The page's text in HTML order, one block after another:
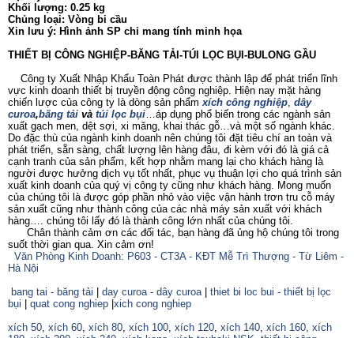
Khối lượng: 0.25 kg
Chủng loại: Vòng bi cầu
Xin lưu ý: Hình ảnh SP chỉ mang tính minh họa
THIẾT BỊ CÔNG NGHIỆP-BĂNG TẢI-TÚI LỌC BỤI-BULONG GẦU
Công ty Xuất Nhập Khẩu Toàn Phát được thành lập để phát triển lĩnh
vực kinh doanh thiết bị truyền động công nghiệp. Hiện nay mặt hàng
chiến lược của công ty là dòng sản phẩm xích công nghiệp, dây
curoa,băng tải và túi lọc bụi…áp dụng phổ biến trong các ngành sản
xuất gạch men, dệt sợi, xi măng, khai thác gỗ…và một số ngành khác.
Do đặc thù của ngành kinh doanh nên chúng tôi đặt tiêu chí an toàn và
phát triển, sẵn sàng, chất lượng lên hàng đâu, đi kèm với đó là giá cả
cạnh tranh của sản phẩm, kết hợp nhằm mang lại cho khách hàng là
người được hưởng dịch vụ tốt nhất, phục vụ thuận lợi cho quá trình sản
xuất kinh doanh của quý vị công ty cũng như khách hàng. Mong muốn
của chúng tôi là được góp phần nhỏ vào việc vận hành trơn tru cỗ máy
sản xuất cũng như thành công của các nhà máy sản xuất với khách
hàng…. chúng tôi lấy đó là thành công lớn nhất của chúng tôi.
Chân thành cảm ơn các đối tác, bạn hàng đã ủng hộ chúng tôi trong
suốt thời gian qua. Xin cảm ơn!
Văn Phòng Kinh Doanh: P603 - CT3A - KĐT Mễ Trì Thượng - Từ Liêm -
Hà Nội
bang tai - băng tải
day curoa - dây curoa| thiet bi loc bui - thiết bị lọc
bụi
quat cong nghiep xich cong nghiep
xích 50, xích 60, xích 80, xích 100, xích 120, xích 140, xích 160, xích